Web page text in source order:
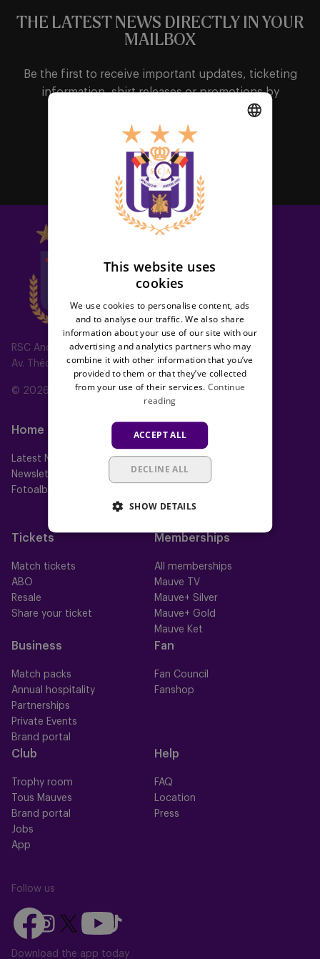
RSC Anderlecht
Av. Théo Verbeeck 2, 1070 Anderlecht, Belgium
© 2026 RSC Anderlecht
Home
Latest News
Newsletter
Fotoalbums
Teams
First team
Futures
Neerpede
Tickets
Match tickets
ABO
Resale
Share your ticket
Memberships
All memberships
Mauve TV
Mauve+ Silver
Mauve+ Gold
Mauve Ket
Business
Match packs
Annual hospitality
Partnerships
Private Events
Brand portal
Fan
Fan Council
Fanshop
Club
Trophy room
Tous Mauves
Brand portal
Jobs
App
Help
FAQ
Location
Press
Follow us
Follow
us
on
Follow
us
on
Follow
on
Follow
us
on
Follow
us
on
Download the app today
THE LATEST NEWS DIRECTLY IN YOUR
MAILBOX
Be the first to receive important updates, ticketing
information, shirt releases or promotions by
Subscribe
This website uses
cookies
We use cookies to personalise content, ads
and to analyse our traffic. We also share
information about your use of our site with our
advertising and analytics partners who may
combine it with other information that you’ve
provided to them or that they’ve collected
from your use of their services. Continue
reading
ACCEPT ALL
DECLINE ALL
SHOW DETAILS